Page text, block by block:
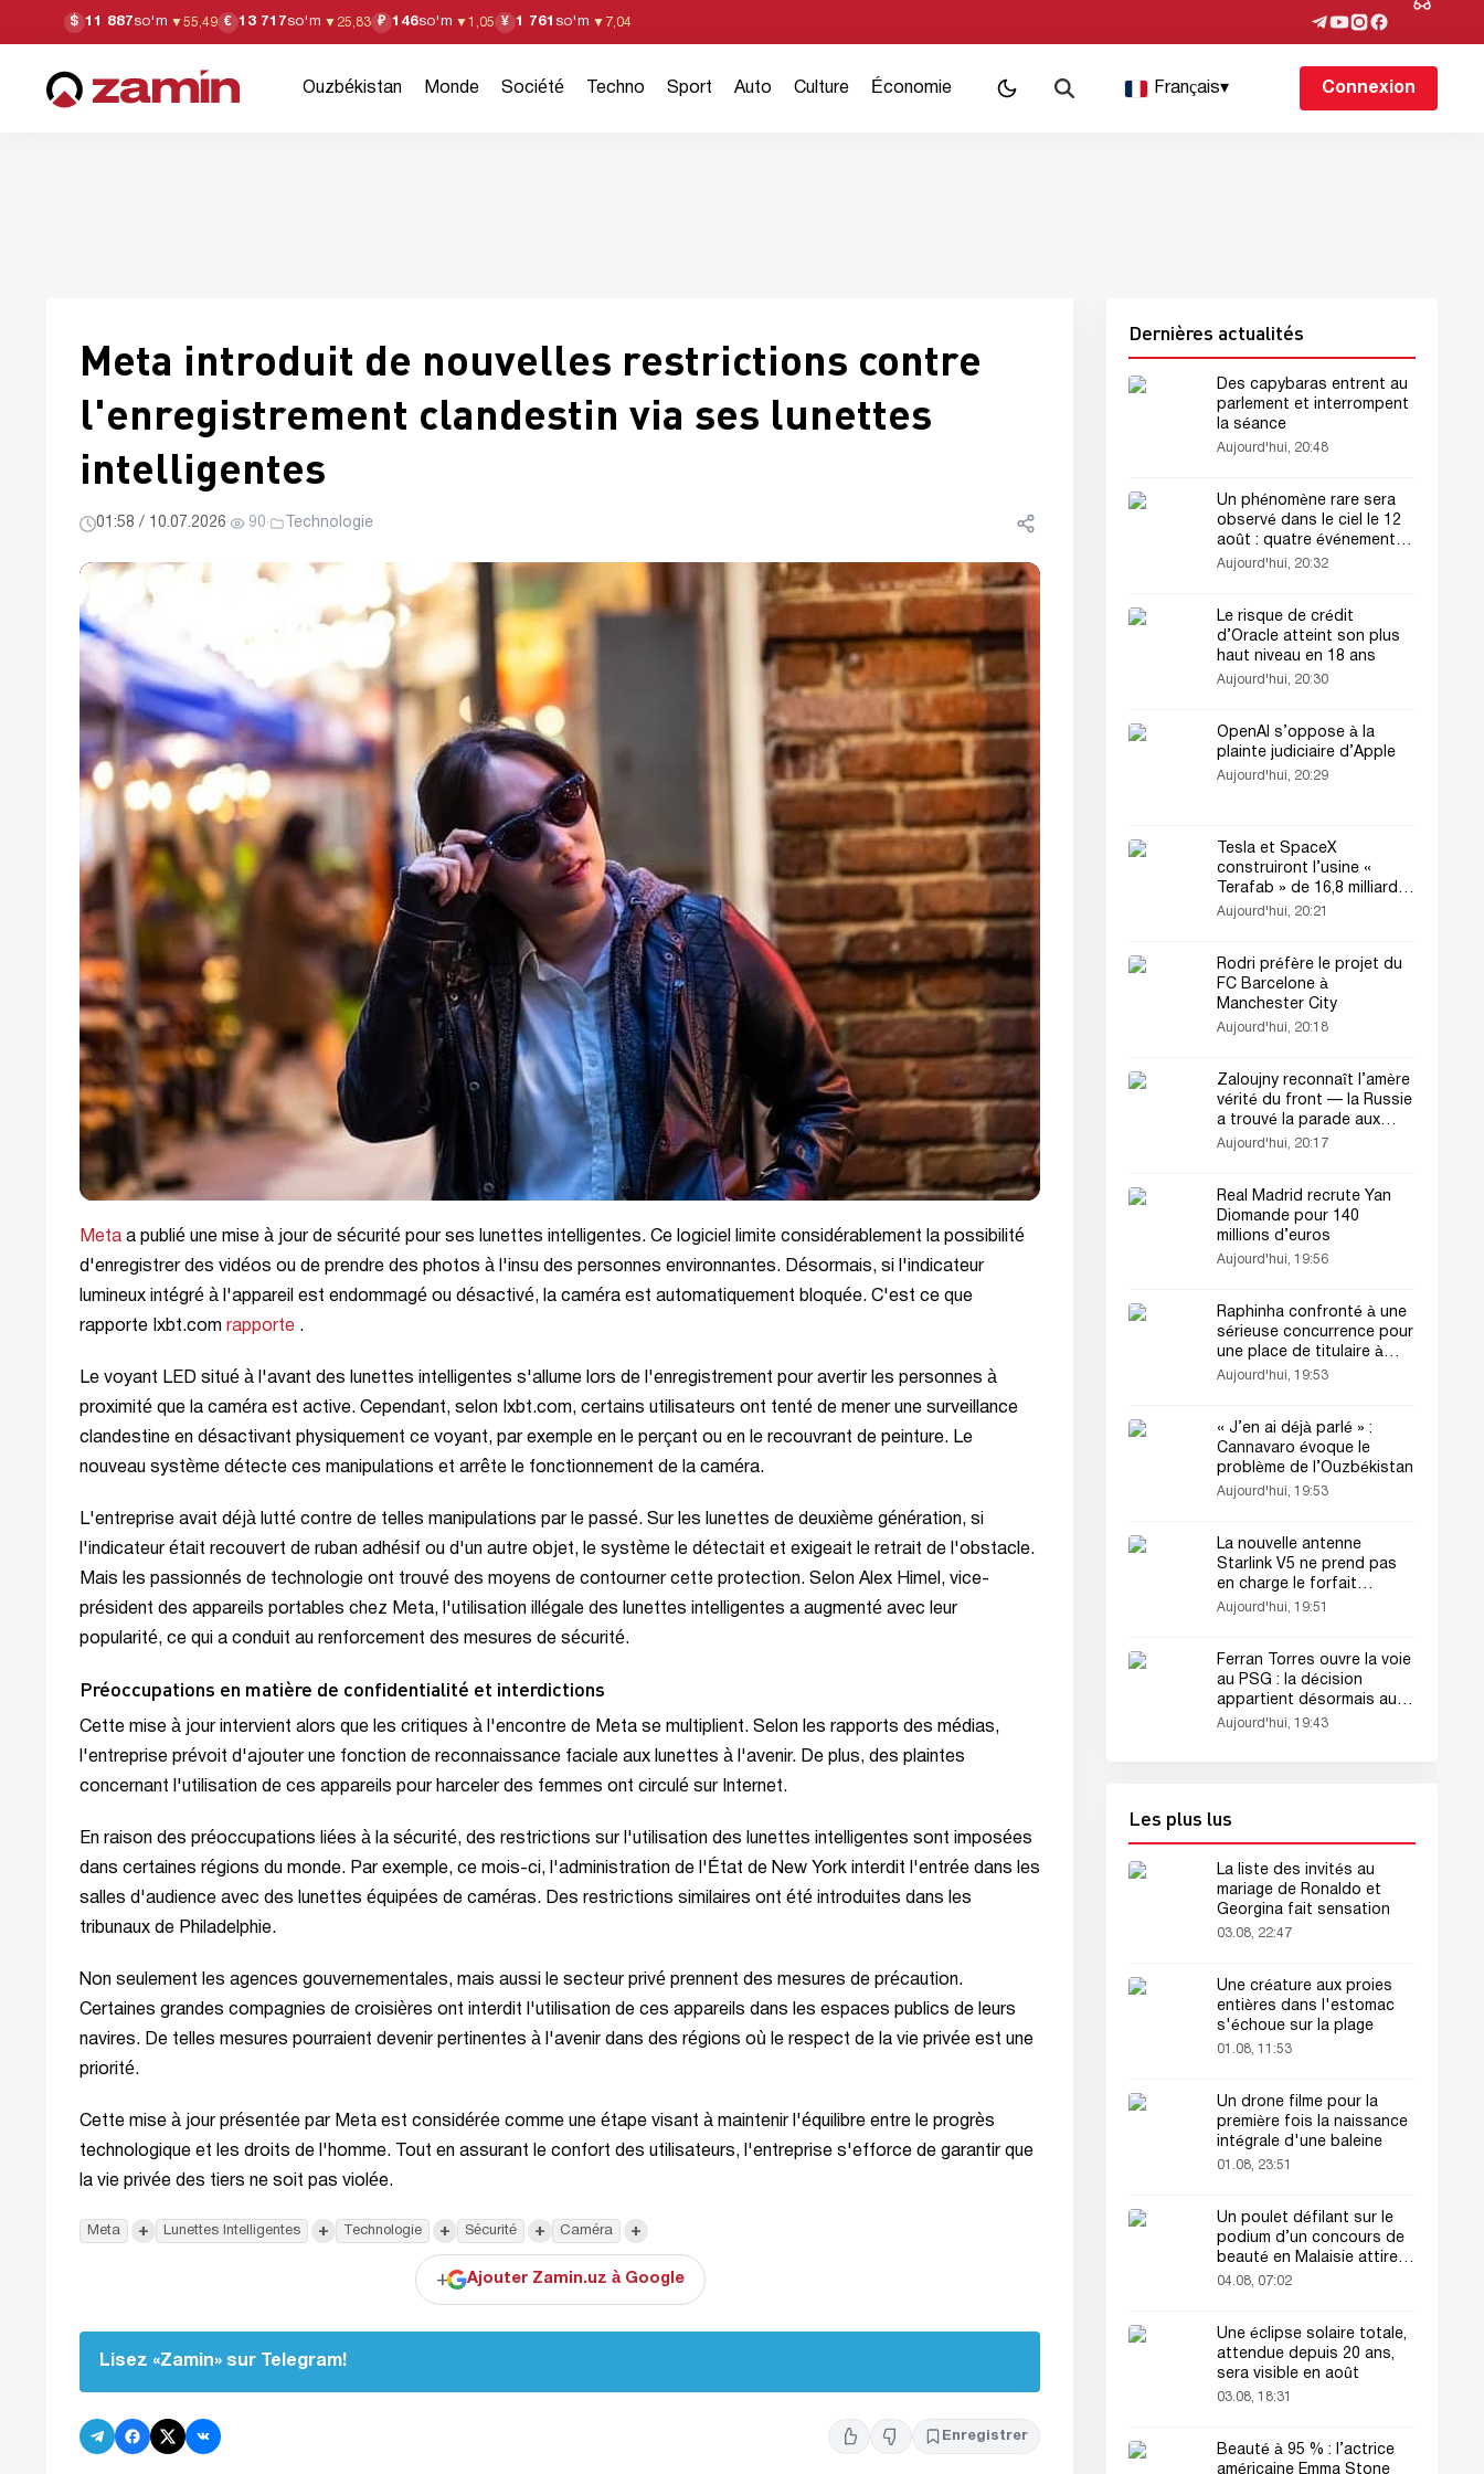
$ 11 887so'm ▼55,49 € 13 717so'm ▼ 25,83 ₽ 146so'm ▼1,05 ¥ 1 761 so'm ▼ 7,04
Ouzbékistan Monde Société Techno Sport Auto Culture Économie Français▾ Connexion
Meta introduit de nouvelles restrictions contre
l'enregistrement clandestin via ses lunettes
intelligentes
01:58 / 10.07.2026· 90· Technologie
Meta a publié une mise à jour de sécurité pour ses lunettes intelligentes. Ce logiciel limite considérablement la possibilité
d'enregistrer des vidéos ou de prendre des photos à l'insu des personnes environnantes. Désormais, si l'indicateur
lumineux intégré à l'appareil est endommagé ou désactivé, la caméra est automatiquement bloquée. C'est ce que
rapporte Ixbt.com rapporte .
Le voyant LED situé à l'avant des lunettes intelligentes s'allume lors de l'enregistrement pour avertir les personnes à
proximité que la caméra est active. Cependant, selon Ixbt.com, certains utilisateurs ont tenté de mener une surveillance
clandestine en désactivant physiquement ce voyant, par exemple en le perçant ou en le recouvrant de peinture. Le
nouveau système détecte ces manipulations et arrête le fonctionnement de la caméra.
L'entreprise avait déjà lutté contre de telles manipulations par le passé. Sur les lunettes de deuxième génération, si
l'indicateur était recouvert de ruban adhésif ou d'un autre objet, le système le détectait et exigeait le retrait de l'obstacle.
Mais les passionnés de technologie ont trouvé des moyens de contourner cette protection. Selon Alex Himel, vice-
président des appareils portables chez Meta, l'utilisation illégale des lunettes intelligentes a augmenté avec leur
popularité, ce qui a conduit au renforcement des mesures de sécurité.
Préoccupations en matière de confidentialité et interdictions
Cette mise à jour intervient alors que les critiques à l'encontre de Meta se multiplient. Selon les rapports des médias,
l'entreprise prévoit d'ajouter une fonction de reconnaissance faciale aux lunettes à l'avenir. De plus, des plaintes
concernant l'utilisation de ces appareils pour harceler des femmes ont circulé sur Internet.
En raison des préoccupations liées à la sécurité, des restrictions sur l'utilisation des lunettes intelligentes sont imposées
dans certaines régions du monde. Par exemple, ce mois-ci, l'administration de l'État de New York interdit l'entrée dans les
salles d'audience avec des lunettes équipées de caméras. Des restrictions similaires ont été introduites dans les
tribunaux de Philadelphie.
Non seulement les agences gouvernementales, mais aussi le secteur privé prennent des mesures de précaution.
Certaines grandes compagnies de croisières ont interdit l'utilisation de ces appareils dans les espaces publics de leurs
navires. De telles mesures pourraient devenir pertinentes à l'avenir dans des régions où le respect de la vie privée est une
priorité.
Cette mise à jour présentée par Meta est considérée comme une étape visant à maintenir l'équilibre entre le progrès
technologique et les droits de l'homme. Tout en assurant le confort des utilisateurs, l'entreprise s'efforce de garantir que
la vie privée des tiers ne soit pas violée.
Meta + Lunettes Intelligentes + Technologie + Sécurité + Caméra +
+ Ajouter Zamin.uz à Google
Lisez «Zamin» sur Telegram!
Enregistrer
Dernières actualités
Des capybaras entrent au
parlement et interrompent
la séance
Aujourd'hui, 20:48
Un phénomène rare sera
observé dans le ciel le 12
août : quatre événements
simultanés
Aujourd'hui, 20:32
Le risque de crédit
d’Oracle atteint son plus
haut niveau en 18 ans
Aujourd'hui, 20:30
OpenAI s’oppose à la
plainte judiciaire d’Apple
Aujourd'hui, 20:29
Tesla et SpaceX
construiront l’usine «
Terafab » de 16,8 milliards
de dollars au Texas
Aujourd'hui, 20:21
Rodri préfère le projet du
FC Barcelone à
Manchester City
Aujourd'hui, 20:18
Zaloujny reconnaît l’amère
vérité du front — la Russie
a trouvé la parade aux
armes de l’OTAN
Aujourd'hui, 20:17
Real Madrid recrute Yan
Diomande pour 140
millions d’euros
Aujourd'hui, 19:56
Raphinha confronté à une
sérieuse concurrence pour
une place de titulaire à
Barcelona
Aujourd'hui, 19:53
« J’en ai déjà parlé » :
Cannavaro évoque le
problème de l’Ouzbékistan
Aujourd'hui, 19:53
La nouvelle antenne
Starlink V5 ne prend pas
en charge le forfait
Standby Mode
Aujourd'hui, 19:51
Ferran Torres ouvre la voie
au PSG : la décision
appartient désormais au
FC Barcelone...
Aujourd'hui, 19:43
Les plus lus
La liste des invités au
mariage de Ronaldo et
Georgina fait sensation
03.08, 22:47
Une créature aux proies
entières dans l'estomac
s'échoue sur la plage
01.08, 11:53
Un drone filme pour la
première fois la naissance
intégrale d'une baleine
01.08, 23:51
Un poulet défilant sur le
podium d’un concours de
beauté en Malaisie attire
l’attention du public
04.08, 07:02
Une éclipse solaire totale,
attendue depuis 20 ans,
sera visible en août
03.08, 18:31
Beauté à 95 % : l’actrice
américaine Emma Stone